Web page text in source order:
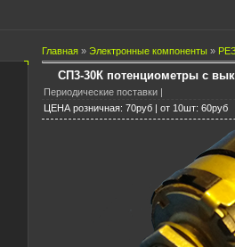
Главная » Электронные компоненты »
СП3-30К потенциометры с
Периодические поставки |
ЦЕНА розничная: 70руб | от 10шт: 60руб